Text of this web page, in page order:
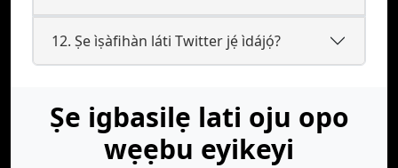
12. Ṣe ìṣàfihàn láti Twitter jẹ́ ìdájọ́?
Ṣe igbasilẹ lati oju opo
wẹẹbu eyikeyi